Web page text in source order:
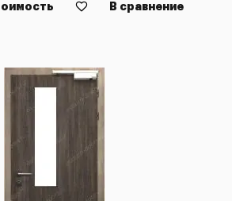
В сравнение